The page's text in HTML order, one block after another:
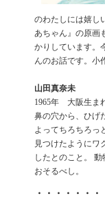
のわたしには嬉し
あちゃん』の原画
かりしています。
んのお話です。小
山田真奈未
1965年 大阪生ま
鼻の穴から、ひげ
よってちろちろっ
見つけたようにワ
したとのこと。
おそるべし。
・・・・・・